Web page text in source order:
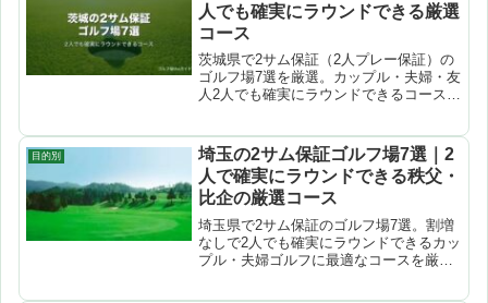
人でも確実にラウンドできる厳選
コース
茨城県で2サム保証（2人プレー保証）の
ゴルフ場7選を厳選。カップル・夫婦・友
人2人でも確実にラウンドできるコースを
目的別
埼玉の2サム保証ゴルフ場7選｜2
人で確実にラウンドできる秩父・
比企の厳選コース
埼玉県で2サム保証のゴルフ場7選。割増
なしで2人でも確実にラウンドできるカッ
プル・夫婦ゴルフに最適なコースを厳